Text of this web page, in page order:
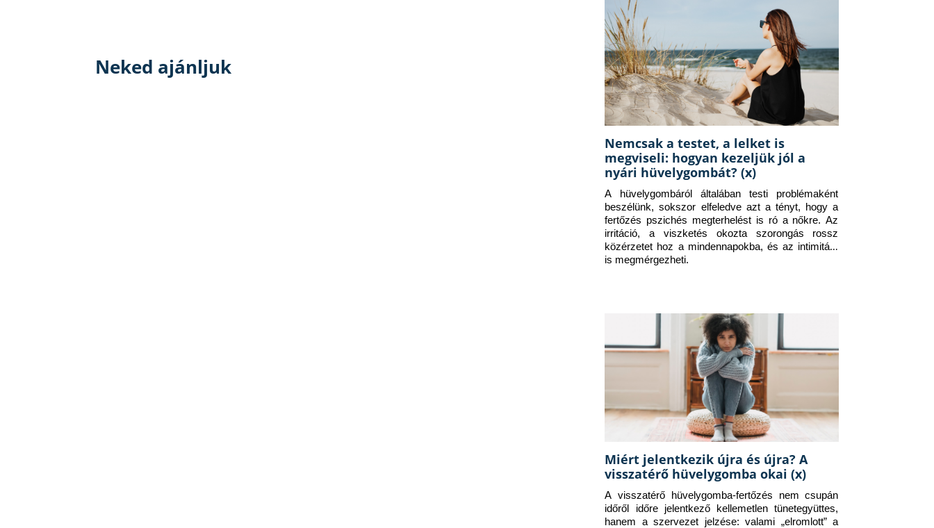
Neked ajánljuk
Nemcsak a testet, a lelket is
megviseli: hogyan kezeljük jól a
nyári hüvelygombát? (x)
A hüvelygombáról általában testi problémaként
beszélünk, sokszor elfeledve azt a tényt, hogy a
fertőzés pszichés megterhelést is ró a nőkre. Az
irritáció, a viszketés okozta szorongás rossz
közérzetet hoz a mindennapokba, és az intimitást
is megmérgezheti.
Miért jelentkezik újra és újra? A
visszatérő hüvelygomba okai (x)
A visszatérő hüvelygomba-fertőzés nem csupán
időről időre jelentkező kellemetlen tünetegyüttes,
hanem a szervezet jelzése: valami „elromlott” a